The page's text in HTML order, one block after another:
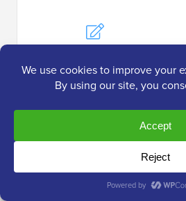
Blog
WordPress